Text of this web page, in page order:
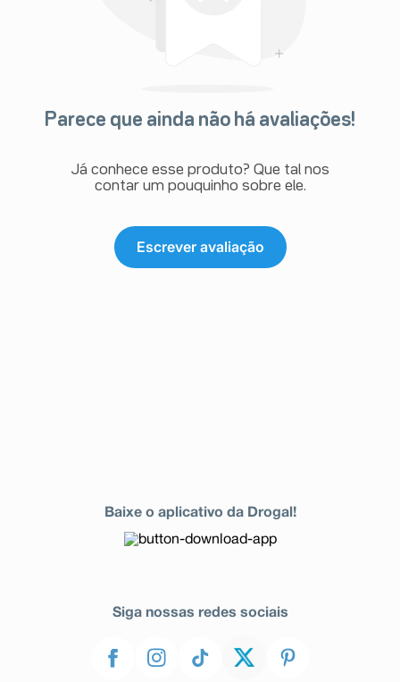
Parece que ainda não há avaliações!
Já conhece esse produto? Que tal nos
contar um pouquinho sobre ele.
Escrever avaliação
Baixe o aplicativo da Drogal!
Siga nossas redes sociais